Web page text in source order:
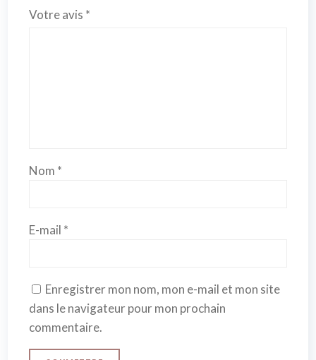
Votre avis *
Nom *
E-mail *
Enregistrer mon nom, mon e-mail et mon site
dans le navigateur pour mon prochain
commentaire.